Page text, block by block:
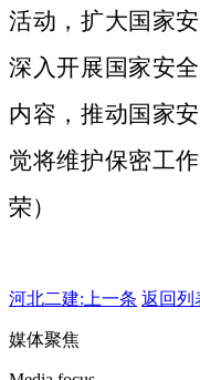
活动，扩大国家
深入开展国家安
内容，推动国家
觉将维护保密工
荣）
河北二建: 上一条 返回列
媒体聚焦